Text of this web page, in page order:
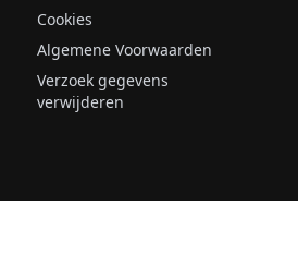
Cookies
Algemene Voorwaarden
Verzoek gegevens
verwijderen